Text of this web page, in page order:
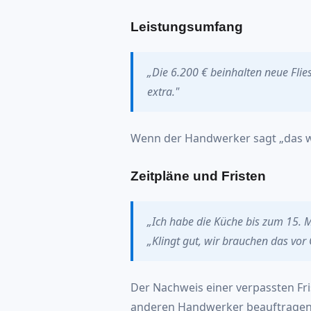
Leistungsumfang
„Die 6.200 € beinhalten neue
extra."
Wenn der Handwerker sagt „das
Zeitpläne und Fristen
„Ich habe die Küche bis zum 15.
„Klingt gut, wir brauchen das vor
Der Nachweis einer verpassten
anderen Handwerker